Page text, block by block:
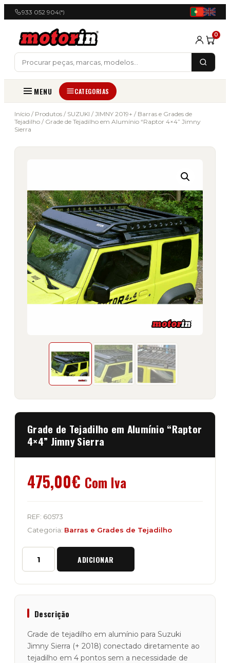
933 052 904(*)
0
MENU CATEGORIAS
Início / Produtos / SUZUKI / JIMNY 2019+ / Barras e Grades de
Tejadilho / Grade de Tejadilho em Alumínio “Raptor 4×4” Jimny
Sierra
Grade de Tejadilho em Alumínio “Raptor
4×4” Jimny Sierra
475,00€ Com Iva
REF: 60573
Categoria: Barras e Grades de Tejadilho
Quantidade
Grade
Alumínio
"Raptor
4x4"
Jimny
Sierra
ADICIONAR
Descrição
Grade de tejadilho em alumínio para Suzuki
Jimny Sierra (+ 2018) conectado diretamente ao
tejadilho em 4 pontos sem a necessidade de